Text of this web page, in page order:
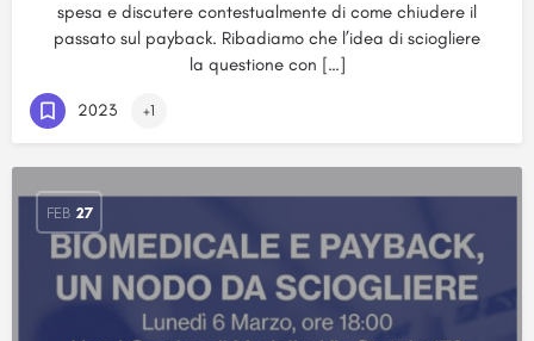
spesa e discutere contestualmente di come chiudere il
passato sul payback. Ribadiamo che l’idea di sciogliere
la questione con […]
2023 +1
FEB 27